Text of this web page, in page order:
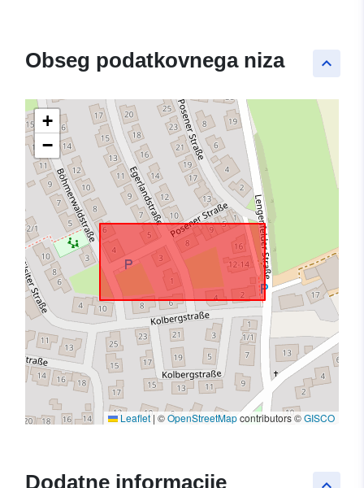
keyboard_arrow_up
Obseg podatkovnega niza
+
−
Leaflet | ©OpenStreetMapcontributors ©GISCO
Dodatne informacije